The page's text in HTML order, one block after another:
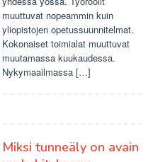
muuttuvat nopeammin kuin
yliopistojen opetussuunnitelmat.
Kokonaiset toimialat muuttuvat
muutamassa kuukaudessa.
Nykymaailmassa […]
Miksi tunneäly on avain